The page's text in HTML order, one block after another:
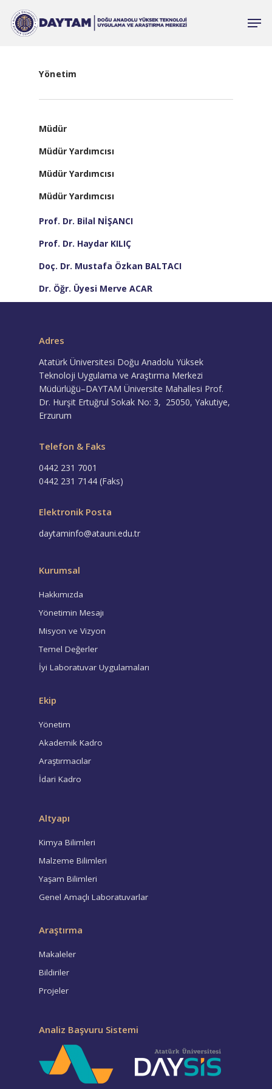
Yönetim
Müdür
Müdür Yardımcısı
Müdür Yardımcısı
Müdür Yardımcısı
Prof. Dr. Bilal NİŞANCI
Prof. Dr. Haydar KILIÇ
Doç. Dr. Mustafa Özkan BALTACI
Dr. Öğr. Üyesi Merve ACAR
Adres
Atatürk Üniversitesi Doğu Anadolu Yüksek
Teknoloji Uygulama ve Araştırma Merkezi
Müdürlüğü–DAYTAM Üniversite Mahallesi Prof.
Dr. Hurşit Ertuğrul Sokak No: 3, 25050, Yakutiye,
Erzurum
Telefon & Faks
0442 231 7001
0442 231 7144 (Faks)
Elektronik Posta
daytaminfo@atauni.edu.tr
Kurumsal
Hakkımızda
Yönetimin Mesajı
Misyon ve Vizyon
Temel Değerler
İyi Laboratuvar Uygulamaları
Ekip
Yönetim
Akademik Kadro
Araştırmacılar
İdari Kadro
Altyapı
Kimya Bilimleri
Malzeme Bilimleri
Yaşam Bilimleri
Genel Amaçlı Laboratuvarlar
Araştırma
Makaleler
Bildiriler
Projeler
Analiz Başvuru Sistemi